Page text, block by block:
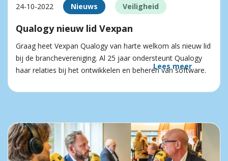
24-10-2022 Nieuws Veiligheid
Qualogy nieuw lid Vexpan
Graag heet Vexpan Qualogy van harte welkom als nieuw lid
bij de branchevereniging. Al 25 jaar ondersteunt Qualogy
haar relaties bij het ontwikkelen en beheren van software.
Lees meer